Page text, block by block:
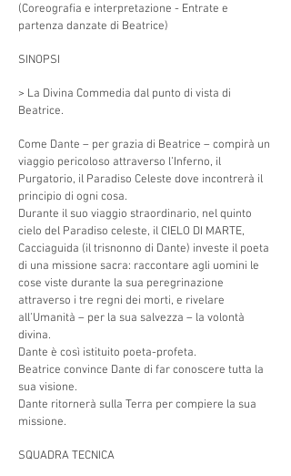
(Coreografia e interpretazione - Entrate e
partenza danzate di Beatrice)
SINOPSI
> La Divina Commedia dal punto di vista di
Beatrice.
Come Dante – per grazia di Beatrice – compirà un
viaggio pericoloso attraverso l’Inferno, il
Purgatorio, il Paradiso Celeste dove incontrerà il
principio di ogni cosa.
Durante il suo viaggio straordinario, nel quinto
cielo del Paradiso celeste, il CIELO DI MARTE,
Cacciaguida (il trisnonno di Dante) investe il poeta
di una missione sacra: raccontare agli uomini le
cose viste durante la sua peregrinazione
attraverso i tre regni dei morti, e rivelare
all’Umanità – per la sua salvezza – la volontà
divina.
Dante è così istituito poeta-profeta.
Beatrice convince Dante di far conoscere tutta la
sua visione.
Dante ritornerà sulla Terra per compiere la sua
missione.
SQUADRA TECNICA